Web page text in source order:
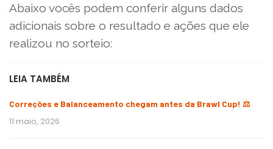
Abaixo vocês podem conferir alguns dados
adicionais sobre o resultado e ações que ele
realizou no sorteio:
LEIA TAMBÉM
Correções e Balanceamento chegam antes da Brawl Cup! ⚖️
11 maio, 2026